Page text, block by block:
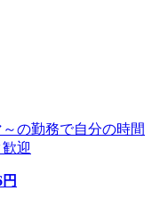
の勤務で自分の時間
迎
円